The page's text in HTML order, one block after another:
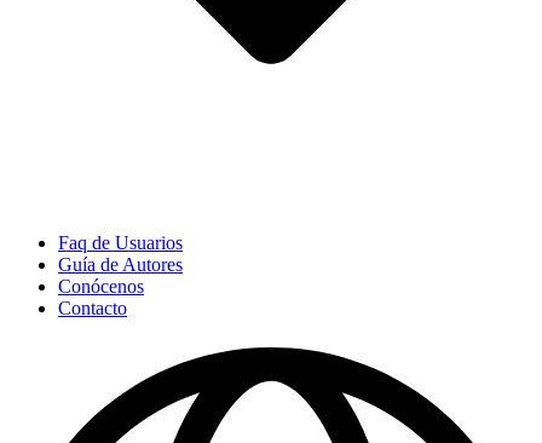
Faq de Usuarios
Guía de Autores
Conócenos
Contacto